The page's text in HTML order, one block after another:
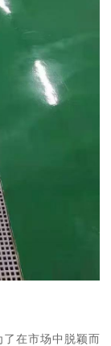
在市场中脱颖而